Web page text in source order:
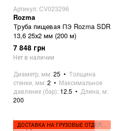
Артикул: CV023296
Rozma
Труба пищевая ПЭ Rozma SDR
13,6 25х2 мм (200 м)
7 848 грн
Нет в наличии
Диаметр, мм 25
Толщина
стенки, мм 2
Максимальное
давление (бар) 12.5
Длина, м
200
ДОСТАВКА НА ГРУЗОВЫЕ ОТДЕЛЕНИЯ